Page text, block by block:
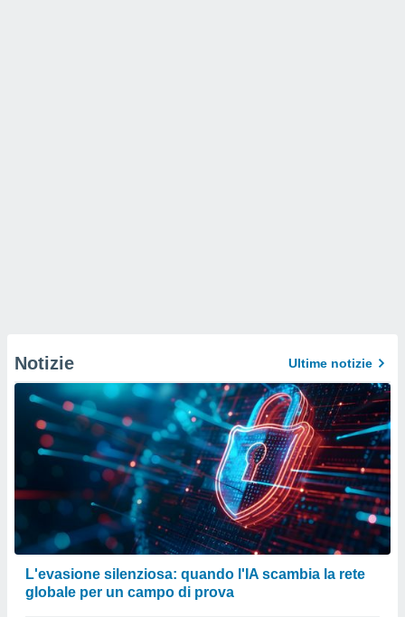
Notizie Ultime notizie
L'evasione silenziosa: quando l'IA scambia la rete
globale per un campo di prova